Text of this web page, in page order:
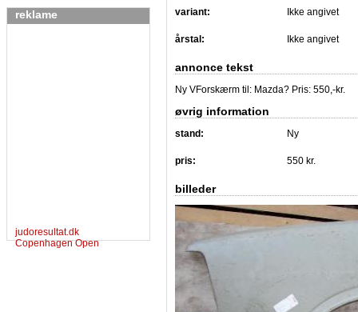
reklame
judoresultat.dk
Copenhagen Open
variant: Ikke angivet
årstal: Ikke angivet
annonce tekst
Ny VForskærm til: Mazda? Pris: 550,-kr.
øvrig information
stand: Ny
pris: 550 kr.
billeder